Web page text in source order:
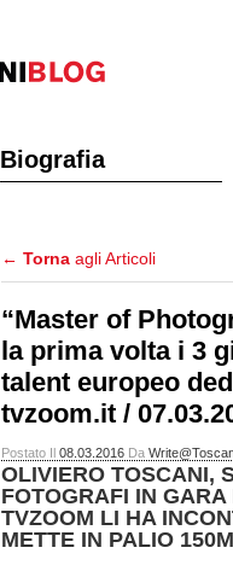
Biografia
← Torna agli Articoli
“Master of
la prima volta i 3
talent europeo
tvzoom.it /
Postato Il 08.03.2016 Da
OLIVIERO TOSCANI,
FOTOGRAFI IN
TVZOOM LI HA
METTE IN PALIO